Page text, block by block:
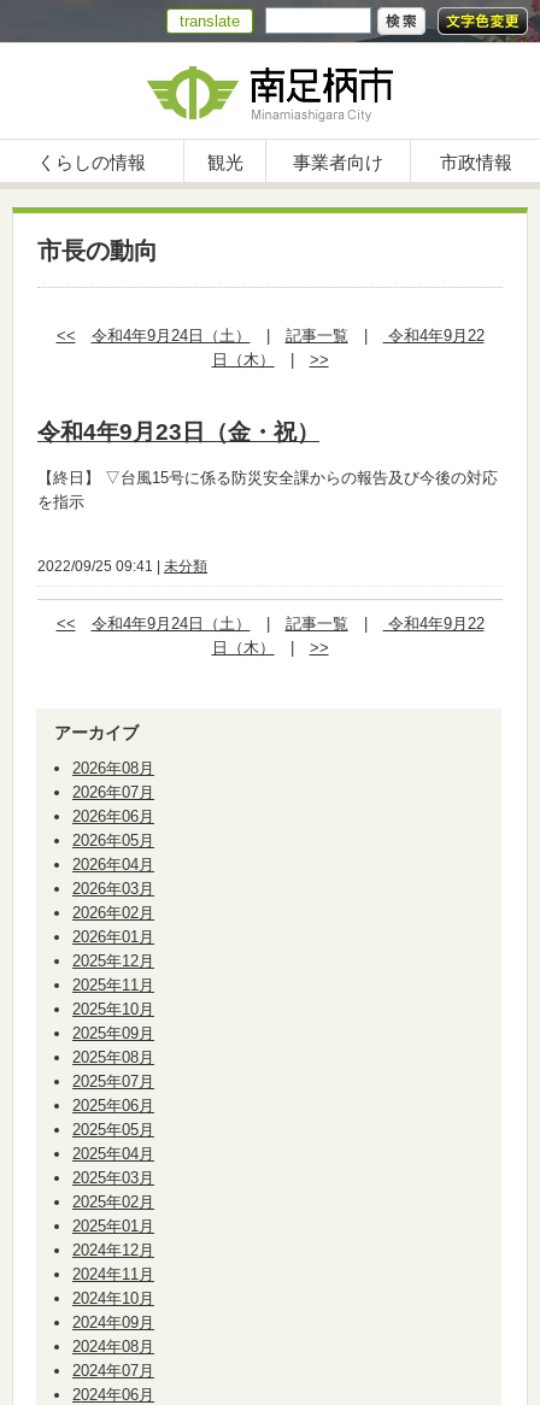
translate
くらしの情報 観光 事業者向け 市政情報
市長の動向
<< 令和4年9月24日（土） 記事一覧
令和4年9月22
日（木）
>>
令和4年9月23日（金・祝）
【終日】
▽台風15号に係る防災安全課からの報告及び今後の対応
を指示
2022/09/25 09:41 | 未分類
<< 令和4年9月24日（土） 記事一覧
令和4年9月22
日（木）
>>
アーカイブ
2026年08月
2026年07月
2026年06月
2026年05月
2026年04月
2026年03月
2026年02月
2026年01月
2025年12月
2025年11月
2025年10月
2025年09月
2025年08月
2025年07月
2025年06月
2025年05月
2025年04月
2025年03月
2025年02月
2025年01月
2024年12月
2024年11月
2024年10月
2024年09月
2024年08月
2024年07月
2024年06月